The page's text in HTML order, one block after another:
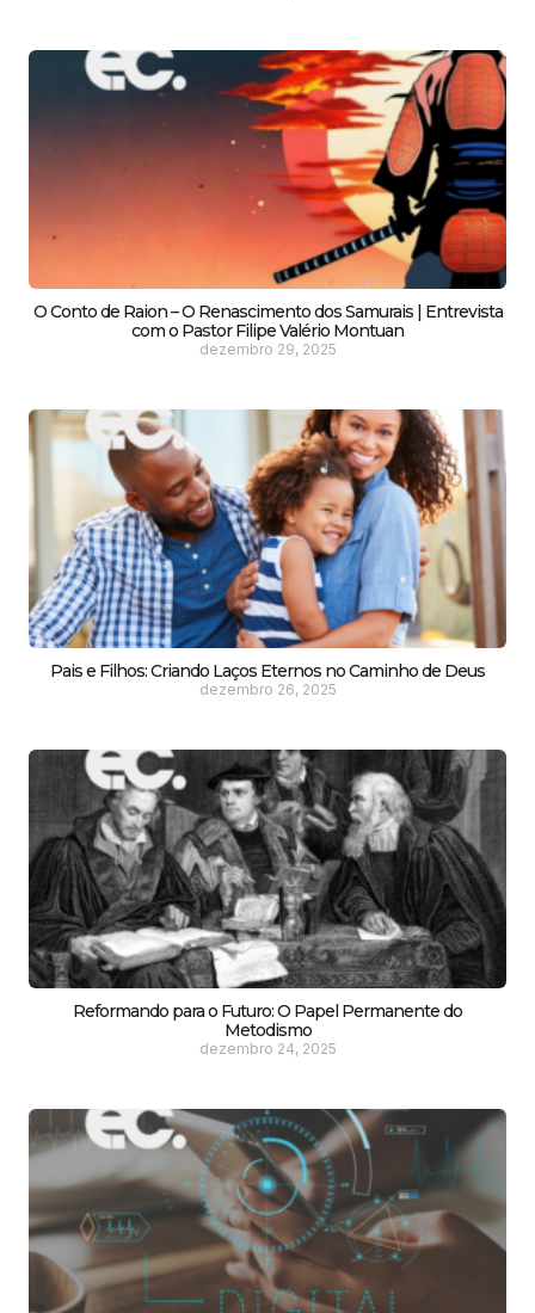
O Conto de Raion – O Renascimento dos Samurais | Entrevista
com o Pastor Filipe Valério Montuan
dezembro 29, 2025
Pais e Filhos: Criando Laços Eternos no Caminho de Deus
dezembro 26, 2025
Reformando para o Futuro: O Papel Permanente do
Metodismo
dezembro 24, 2025